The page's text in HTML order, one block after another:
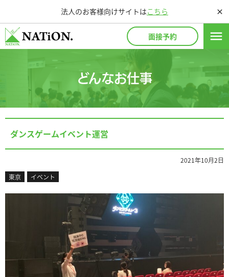
法人のお客様向けサイトはこちら close
面接予約 menu
どんなお仕事
ダンスゲームイベント運営
2021年10月2日
東京
イベント